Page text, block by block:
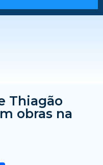
Thiagão
obras na